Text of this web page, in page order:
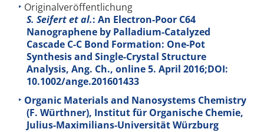
Originalveröffentlichung
S. Seifert et al.: An Electron-Poor C64
Nanographene by Palladium-Catalyzed
Cascade C-C Bond Formation: One-Pot
Synthesis and Single-Crystal Structure
Analysis, Ang. Ch., online 5. April 2016;DOI:
10.1002/ange.201601433
Organic Materials and Nanosystems Chemistry
(F. Würthner), Institut für Organische Chemie,
Julius-Maximilians-Universität Würzburg